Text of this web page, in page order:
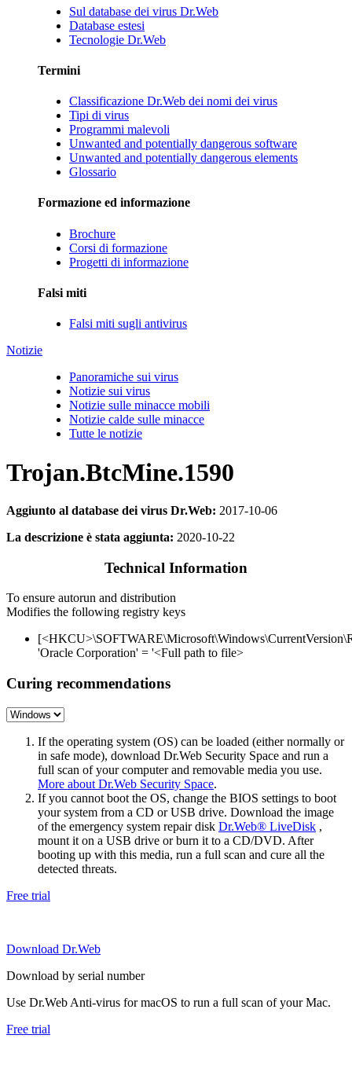
Sul database dei virus Dr.Web
Database estesi
Tecnologie Dr.Web
Termini
Classificazione Dr.Web dei nomi dei virus
Tipi di virus
Programmi malevoli
Unwanted and potentially dangerous software
Unwanted and potentially dangerous elements
Glossario
Formazione ed informazione
Brochure
Corsi di formazione
Progetti di informazione
Falsi miti
Falsi miti sugli antivirus
Notizie
Panoramiche sui virus
Notizie sui virus
Notizie sulle minacce mobili
Notizie calde sulle minacce
Tutte le notizie
Trojan.BtcMine.1590
Aggiunto al database dei virus Dr.Web: 2017-10-06
La descrizione è stata aggiunta: 2020-10-22
Technical Information
To ensure autorun and distribution
Modifies the following registry keys
'Oracle Corporation' = '<Full path to file>
Curing recommendations
If the operating system (OS) can be loaded (either normally or
in safe mode), download Dr.Web Security Space and run a
full scan of your computer and removable media you use.
More about Dr.Web Security Space.
If you cannot boot the OS, change the BIOS settings to boot
your system from a CD or USB drive. Download the image
of the emergency system repair disk Dr.Web® LiveDisk ,
mount it on a USB drive or burn it to a CD/DVD. After
booting up with this media, run a full scan and cure all the
detected threats.
Free trial
Download Dr.Web
Download by serial number
Use Dr.Web Anti-virus for macOS to run a full scan of your Mac.
Free trial